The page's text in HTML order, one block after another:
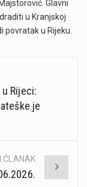
Glavni
u Kranjskoj
povratak u Rijeku.
Rijeci:
je
ČLANAK